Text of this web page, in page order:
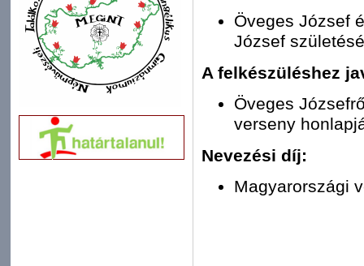
Öveges József
József
A felkészüléshez
Öveges
verseny
Nevezési díj:
Magyarországi